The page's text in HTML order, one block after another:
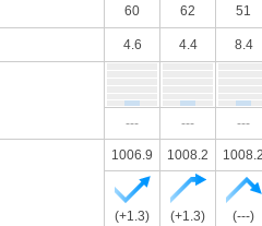
60 62 51
4.6 4.4 8.4
--- --- ---
1006.9 1008.2
(+1.3) (+1.3) (---)